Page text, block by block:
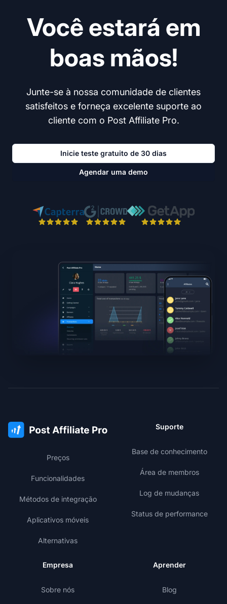
Você estará em
boas mãos!
Junte-se à nossa comunidade de clientes
satisfeitos e forneça excelente suporte ao
cliente com o Post Affiliate Pro.
Inicie teste gratuito de 30 dias
Agendar uma demo
Preços
Funcionalidades
Métodos de integração
Aplicativos móveis
Alternativas
Suporte
Base de conhecimento
Área de membros
Log de mudanças
Status de performance
Empresa
Sobre nós
Aprender
Blog